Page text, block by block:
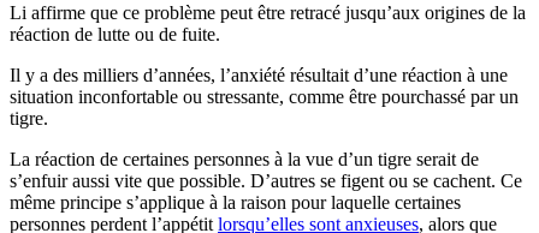
Li affirme que ce problème peut être retracé jusqu’aux origines de la
réaction de lutte ou de fuite.
Il y a des milliers d’années, l’anxiété résultait d’une réaction à une
situation inconfortable ou stressante, comme être pourchassé par un
tigre.
La réaction de certaines personnes à la vue d’un tigre serait de
s’enfuir aussi vite que possible. D’autres se figent ou se cachent. Ce
même principe s’applique à la raison pour laquelle certaines
personnes perdent l’appétit lorsqu’elles sont anxieuses, alors que